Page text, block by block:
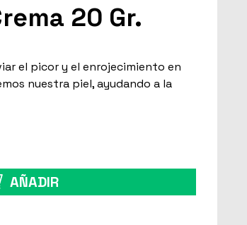
20 Gr.
el picor y el enrojecimiento en
nuestra piel, ayudando a la
AÑADIR